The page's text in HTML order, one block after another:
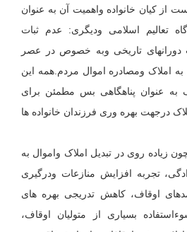
از کیان خانواده واهمیت آن به عنوان
تعالیم اسلامی ودیگری: عدم ثبات
تاریخی وبه خصوص در عصر
املاک ومصادره اموال مردم.همه این
عنوان پناهگاهی بس مطمئن برای
درجهت بهره وری فرزندان خانواده ها
زیاده روی در تبدیل املاک واموال به
تجربه افزایش منازعات ودرگیری
اوقاف، کاهش تدریجی بهره های
بسیاری از متولیان اوقاف،